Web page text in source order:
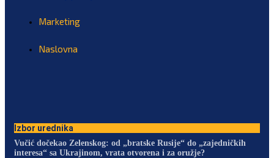
Marketing
Naslovna
Izbor urednika
Vučić dočekao Zelenskog: od „bratske Rusije“ do „zajedničkih
interesa“ sa Ukrajinom, vrata otvorena i za oružje?